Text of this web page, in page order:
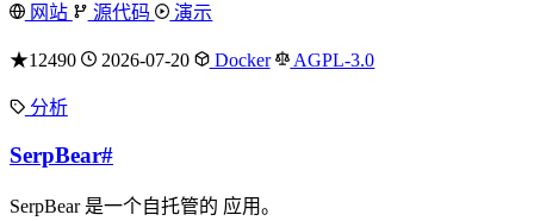
网站 源代码 演示
★12490 2026-07-20 Docker AGPL-3.0
分析
SerpBear#
SerpBear 是一个自托管的 应用。